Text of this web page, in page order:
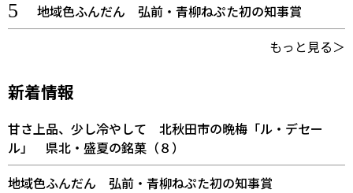
地域色ふんだん 弘前・青柳ねぷた初の知事賞
もっと見る＞
新着情報
甘さ上品、少し冷やして 北秋田市の晩梅「ル・デセー
ル」 県北・盛夏の銘菓（８）
地域色ふんだん 弘前・青柳ねぷた初の知事賞